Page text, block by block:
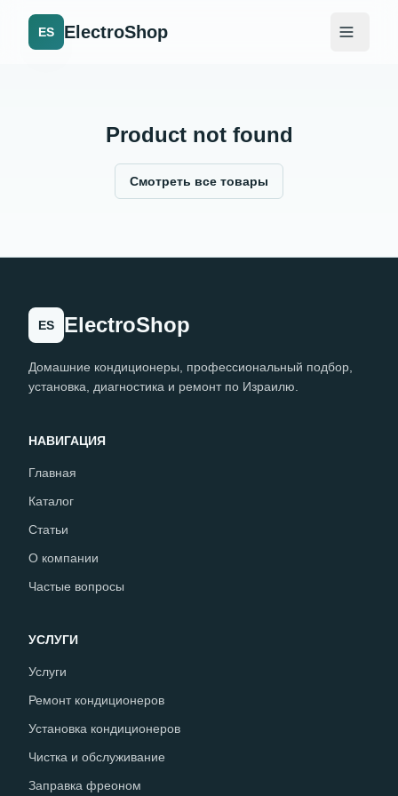
ES ElectroShop
Product not found
Смотреть все товары
ES ElectroShop
Домашние кондиционеры, профессиональный подбор,
установка, диагностика и ремонт по Израилю.
НАВИГАЦИЯ
Главная
Каталог
Статьи
О компании
Частые вопросы
УСЛУГИ
Услуги
Ремонт кондиционеров
Установка кондиционеров
Чистка и обслуживание
Заправка фреоном